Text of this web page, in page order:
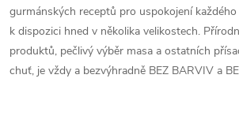
gurmánských receptů pro uspokojení
k dispozici hned v několika velikostech.
produktů, pečlivý výběr masa a ostatních
chuť, je vždy a bezvýhradně BEZ BARVIV a